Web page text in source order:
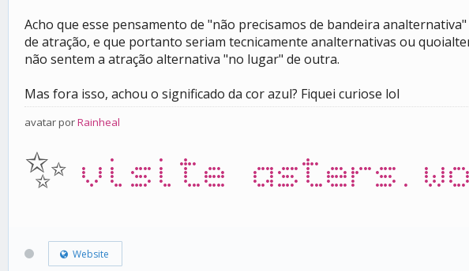
Acho que esse pensamento de "não precisamos de bandeira
de atração, e que portanto seriam tecnicamente analternativas ou
não sentem a atração alternativa "no lugar" de outra.
Mas fora isso, achou o significado da cor azul? Fiquei curiose lol
avatar porRainheal
✨ visite
Website